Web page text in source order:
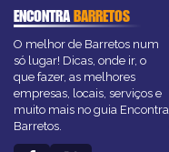
ENCONTRABARRETOS
O melhor de Barretos num
só lugar! Dicas, onde ir, o
que fazer, as melhores
empresas, locais, serviços e
muito mais no guia Encontra
Barretos.